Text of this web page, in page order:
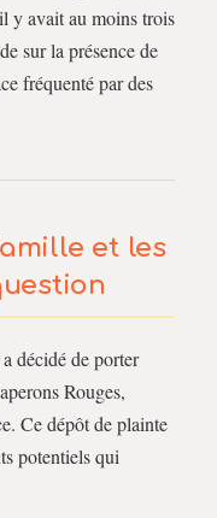
y avait au moins trois
sur la présence de
fréquenté par des
et les
décidé de porter
Rouges,
Ce dépôt de plainte
potentiels qui